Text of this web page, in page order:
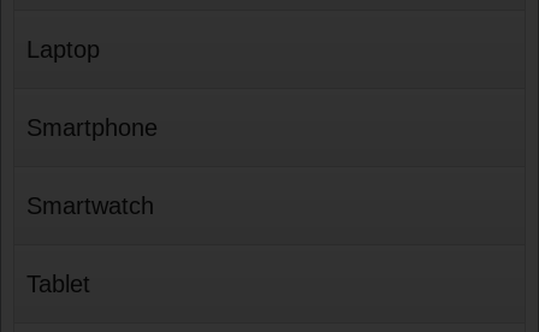
Laptop
Smartphone
Smartwatch
Tablet